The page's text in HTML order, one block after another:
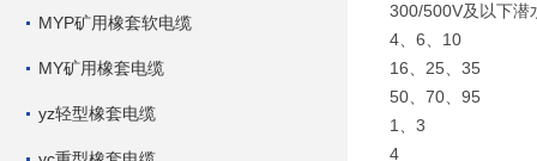
MYP矿用橡套软电缆
MY矿用橡套电缆
yz轻型橡套电缆
300/500V及以下潜
4、6、10
16、25、35
50、70、95
1、3
4